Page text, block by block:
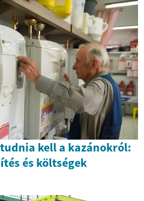
kell a kazánokról:
és költségek